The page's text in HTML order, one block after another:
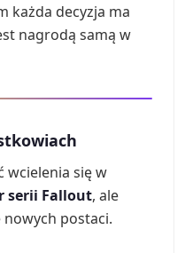
każda decyzja ma
nagrodą samą w
wcielenia się w
serii Fallout, ale
postaci.